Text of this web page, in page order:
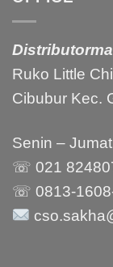
Ruko Little
Cibubur Kec.
Senin –
☏ 021
☏ 0813-